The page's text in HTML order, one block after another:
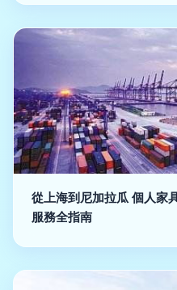
從上海到尼加拉瓜 個人家
服務全指南